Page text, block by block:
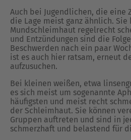
Auch bei Jugendlichen, die eine
die Lage meist ganz ähnlich. Sie
Mundschleimhaut regelrecht
und Entzündungen sind die
Beschwerden nach ein paar
ist es auch hier ratsam, erneut
aufzusuchen.
Bei kleinen weißen, etwa
es sich meist um sogenannte
häufigsten und meist recht
der Schleimhaut. Sie können
Gruppen auftreten und sind in
schmerzhaft und belastend für